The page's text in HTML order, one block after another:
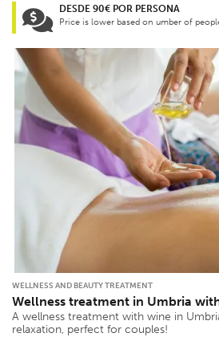
DESDE 90€ POR PERSONA
Price is lower based on umber of
WELLNESS AND BEAUTY TREATMENT
Wellness treatment in Umbria
A wellness treatment with wine in
relaxation, perfect for couples!